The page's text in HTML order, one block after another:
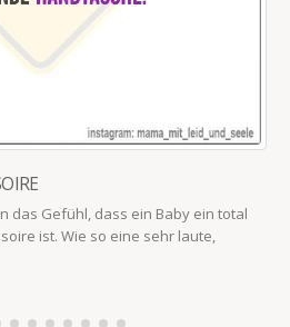
das Gefühl, dass ein Baby ein total
ist. Wie so eine sehr laute,